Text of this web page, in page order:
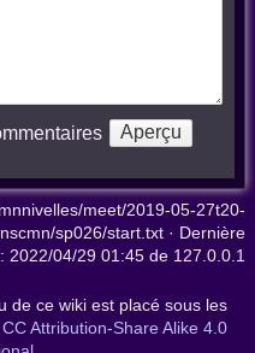
meet/2019-05-27t20-
sp026/start.txt · Dernière
2022/04/29 01:45 de 127.0.0.1
de ce wiki est placé sous les
CC Attribution-Share Alike 4.0